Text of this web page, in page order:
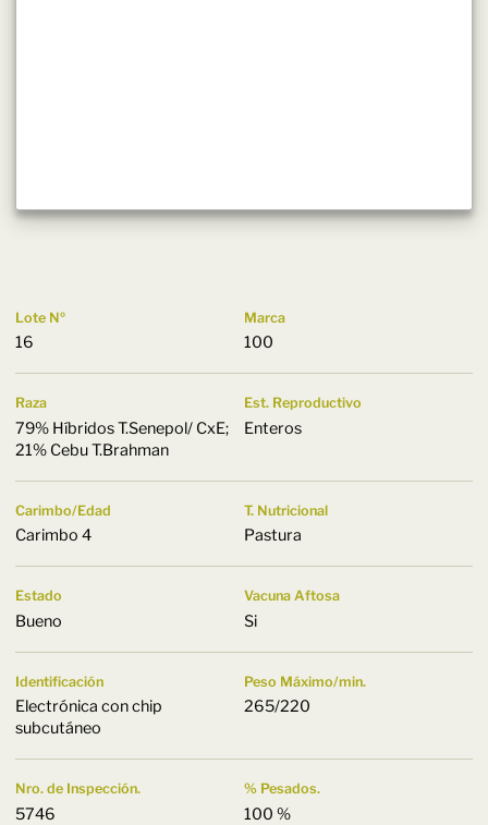
Lote Nº
16
Marca
100
Raza
79% Híbridos T.Senepol/ CxE;
21% Cebu T.Brahman
Est. Reproductivo
Enteros
Carimbo/Edad
Carimbo 4
T. Nutricional
Pastura
Estado
Bueno
Vacuna Aftosa
Si
Identificación
Electrónica con chip
subcutáneo
Peso Máximo/min.
265/220
Nro. de Inspección.
5746
% Pesados.
100 %